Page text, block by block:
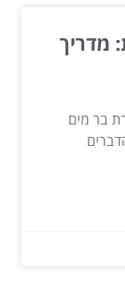
מדריך
בר מים